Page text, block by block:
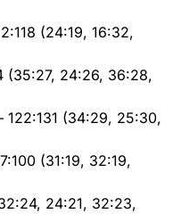
(24:19, 16:32,
(35:27, 24:26, 36:28,
122:131 (34:29, 25:30,
(31:19, 32:19,
24:21, 32:23,